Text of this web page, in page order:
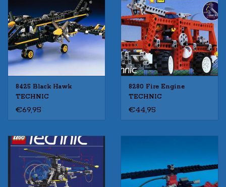
8425 Black Hawk
TECHNIC
€69,95
8280 Fire Engine
TECHNIC
€44,95